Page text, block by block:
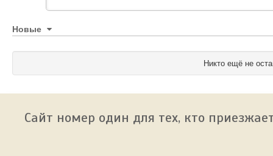
Новые
Никто ещё не
Сайт номер один для тех, кто